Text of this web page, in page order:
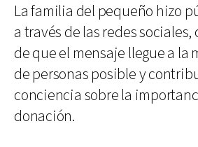
La familia del pequeño hizo
a través de las redes
de que el mensaje llegue a la
de personas posible y
conciencia sobre la
donación.